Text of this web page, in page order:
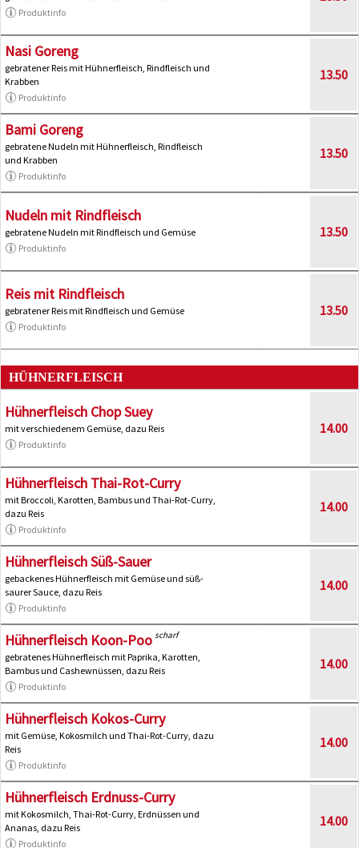
Produktinfo
Nasi Goreng
gebratener Reis mit Hühnerfleisch, Rindfleisch und
Krabben
Produktinfo
13.50
Bami Goreng
gebratene Nudeln mit Hühnerfleisch, Rindfleisch
und Krabben
Produktinfo
13.50
Nudeln mit Rindfleisch
gebratene Nudeln mit Rindfleisch und Gemüse
Produktinfo
13.50
Reis mit Rindfleisch
gebratener Reis mit Rindfleisch und Gemüse
Produktinfo
13.50
HÜHNERFLEISCH
Hühnerfleisch Chop Suey
mit verschiedenem Gemüse, dazu Reis
Produktinfo
14.00
Hühnerfleisch Thai-Rot-Curry
mit Broccoli, Karotten, Bambus und Thai-Rot-Curry,
dazu Reis
Produktinfo
14.00
Hühnerfleisch Süß-Sauer
gebackenes Hühnerfleisch mit Gemüse und süß-
saurer Sauce, dazu Reis
Produktinfo
14.00
Hühnerfleisch Koon-Poo scharf
gebratenes Hühnerfleisch mit Paprika, Karotten,
Bambus und Cashewnüssen, dazu Reis
Produktinfo
14.00
Hühnerfleisch Kokos-Curry
mit Gemüse, Kokosmilch und Thai-Rot-Curry, dazu
Reis
Produktinfo
14.00
Hühnerfleisch Erdnuss-Curry
mit Kokosmilch, Thai-Rot-Curry, Erdnüssen und
Ananas, dazu Reis
Produktinfo
14.00